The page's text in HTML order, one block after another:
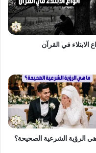
الابتلاء في القرآن
الرؤية الشرعية الصحيحة؟